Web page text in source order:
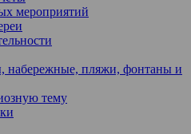
мероприятий
набережные, пляжи, фонтаны и
тему